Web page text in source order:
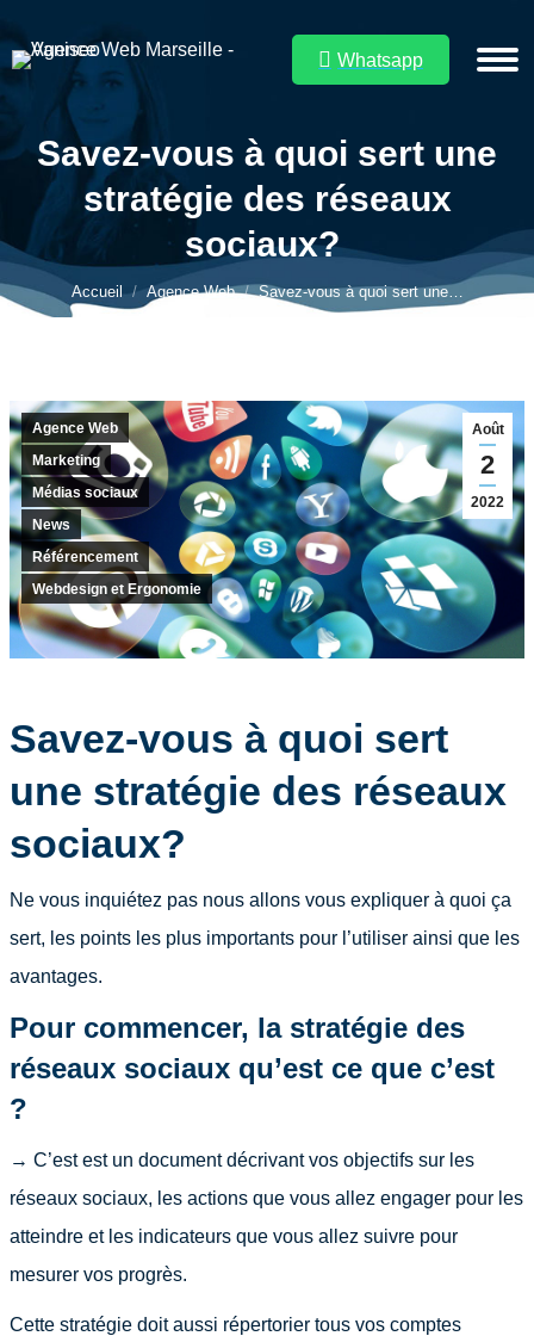
Whatsapp
Savez-vous à quoi sert une
stratégie des réseaux
sociaux?
Vous êtes ici :
Accueil Agence Web Savez-vous à quoi sert une…
Août
2
2022
Agence Web
Marketing
Médias sociaux
News
Référencement
Webdesign et Ergonomie
Savez-vous à quoi sert
une stratégie des réseaux
sociaux?
Ne vous inquiétez pas nous allons vous expliquer à quoi ça
sert, les points les plus importants pour l’utiliser ainsi que les
avantages.
Pour commencer, la stratégie des
réseaux sociaux qu’est ce que c’est
?
→ C’estest un document décrivant vos objectifs sur les
réseaux sociaux, les actions que vous allez engager pour les
atteindre et les indicateurs que vous allez suivre pour
mesurer vos progrès.
Cette stratégie doit aussi répertorier tous vos comptes